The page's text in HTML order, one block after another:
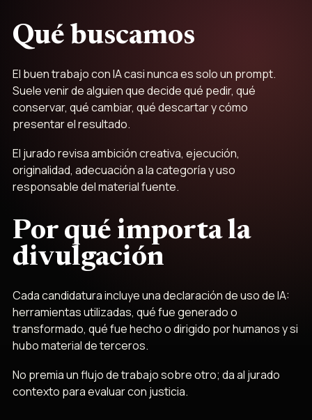
Qué buscamos
El buen trabajo con IA casi nunca es solo un prompt.
Suele venir de alguien que decide qué pedir, qué
conservar, qué cambiar, qué descartar y cómo
presentar el resultado.
El jurado revisa ambición creativa, ejecución,
originalidad, adecuación a la categoría y uso
responsable del material fuente.
Por qué importa la
divulgación
Cada candidatura incluye una declaración de uso de IA:
herramientas utilizadas, qué fue generado o
transformado, qué fue hecho o dirigido por humanos y si
hubo material de terceros.
No premia un flujo de trabajo sobre otro; da al jurado
contexto para evaluar con justicia.